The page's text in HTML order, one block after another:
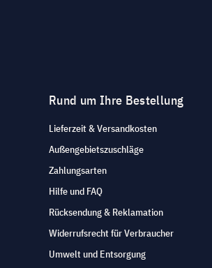
Rund um Ihre Bestellung
Lieferzeit & Versandkosten
Außengebietszuschläge
Zahlungsarten
Hilfe und FAQ
Rücksendung & Reklamation
Widerrufsrecht für Verbraucher
Umwelt und Entsorgung